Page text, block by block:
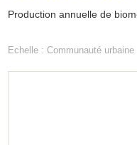
Production annuelle de
Echelle :Communauté urbaine